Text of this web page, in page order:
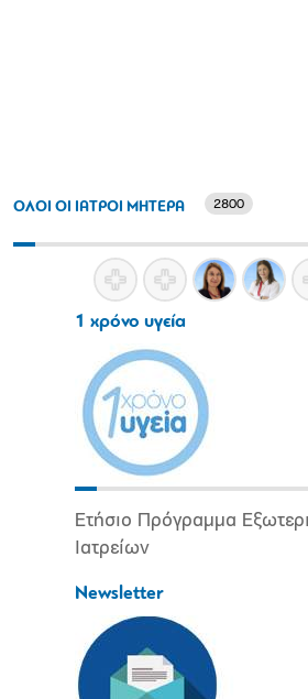
ΟΛΟΙ ΟΙ ΙΑΤΡΟΙ ΜΗΤΕΡΑ 2800
1 χρόνο υγεία
Ετήσιο Πρόγραμμα
Ιατρείων
Newsletter